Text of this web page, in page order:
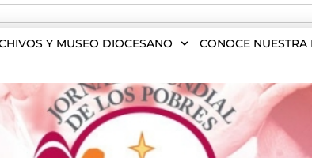
Y MUSEO DIOCESANO CONOCE NUESTRA